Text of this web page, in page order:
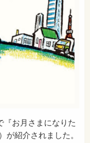
お月さまになりた
紹介されました。